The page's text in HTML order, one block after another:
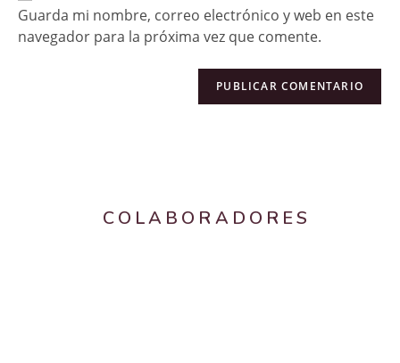
Guarda mi nombre, correo electrónico y web en este
navegador para la próxima vez que comente.
COLABORADORES